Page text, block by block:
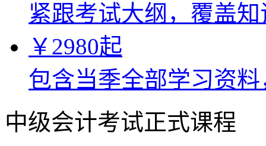
紧跟考试大纲，覆盖
￥2980起
包含当季全部学习资
中级会计考试正式课程